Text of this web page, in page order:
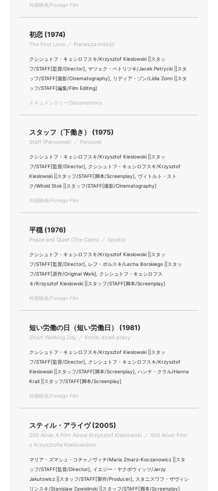
外国映画/Foreign Film
初恋 (1974)
The First Love ／ Pierwsza miłość
クシシュトフ・キェシロフスキ/Krzysztof Kieslowski ||スタッ
フ/STAFF[監督/Director], ヤツェク・ペトリツキ/Jacek Petrycki ||スタ
ッフ/STAFF[撮影/Cinematography], リディア・ゾン/Lidia Zonn ||スタ
ッフ/STAFF[編集/Film Editing]
ドキュメンタリー/Documentary
スタッフ（下働き） (1975)
Staff (Personnel) ／ Personel
クシシュトフ・キェシロフスキ/Krzysztof Kieslowski ||スタッ
フ/STAFF[監督/Director], クシシュトフ・キェシロフスキ/Krzysztof
Kieslowski ||スタッフ/STAFF[脚本/Screenplay], ヴィトルト・スト
ク/Witold Stok ||スタッフ/STAFF[撮影/Cinematography]
外国映画/Foreign Film
平穏 (1976)
Peace and Quiet (The Calm) ／ Spokój
クシシュトフ・キェシロフスキ/Krzysztof Kieslowski ||スタッ
フ/STAFF[監督/Director], レフ・ボルスキ/Lecha Borskiego ||スタッ
フ/STAFF[原作/Original Work], クシシュトフ・キェシロフス
キ/Krzysztof Kieslowski ||スタッフ/STAFF[脚本/Screenplay]
外国映画/Foreign Film
短い労働の日（短い労働日） (1981)
Short Working Day ／ Krótki dzień pracy
クシシュトフ・キェシロフスキ/Krzysztof Kieslowski ||スタッ
フ/STAFF[監督/Director], クシシュトフ・キェシロフスキ/Krzysztof
Kieslowski ||スタッフ/STAFF[脚本/Screenplay], ハンナ・クラル/Hanna
Krall ||スタッフ/STAFF[脚本/Screenplay]
外国映画/Foreign Film
スティル・アライヴ (2005)
Still Alive: A Film About Krzysztof Kieslowski ／ Still Alive: Film
o Krzysztofie Kieślowskim
マリア・ズマシュ・コチャノヴィチ/Maria Zmarz-Koczanowicz ||スタ
ッフ/STAFF[監督/Director], イエジー・ヤクボウィッツ/Jerzy
Jakutowicz ||スタッフ/STAFF[製作/Producer], スタニスワフ・ザヴィシ
リンスキ/Stanislaw Zawislinski ||スタッフ/STAFF[脚本/Screenplay]